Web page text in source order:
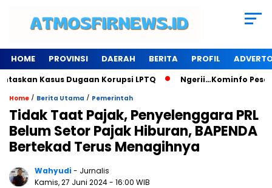
HOME PROVINSI DAERAH BERITA PROFIL
Kasus Dugaan Korupsi LPTQ Ngerii…Kominfo
Home / Berita Utama / Pemerintah
Tidak Taat Pajak, Penyelenggara PRL
Belum Setor Pajak Hiburan, BAPENDA
Bertekad Terus Menagihnya
Wahyudi- Jurnalis
Kamis, 27 Juni 2024- 16:00 WIB